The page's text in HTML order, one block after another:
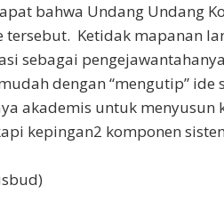
bahwa Undang Undang
tersebut. Ketidak mapanan
sebagai
dengan “mengutip”
akademis untuk menyusun
kepingan2 komponen